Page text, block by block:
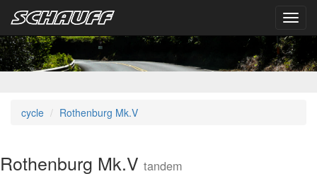
cycle Rothenburg Mk.V
Rothenburg Mk.V tandem